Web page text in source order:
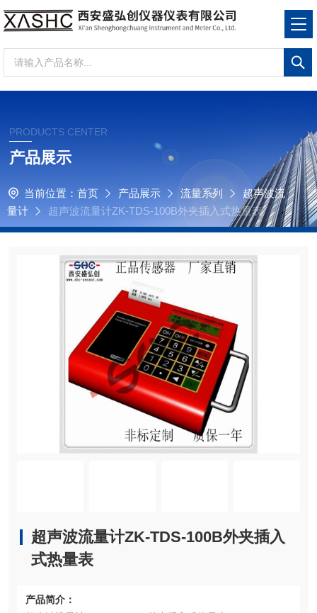
PRODUCTS CENTER
产品展示
当前位置： 首页 产品展示 流量系列
超声波流
量计
超声波流量计ZK-TDS-100B外夹插入式热量表
超声波流量计ZK-TDS-100B外夹插入
式热量表
产品简介：